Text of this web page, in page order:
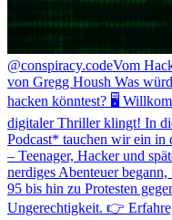
@conspiracy.codeVom
von Gregg Housh Was
hacken könntest? 🖥️
digitaler Thriller klingt! In
Podcast* tauchen wir ein in
– Teenager, Hacker und
nerdiges Abenteuer
95 bis hin zu Protesten
Ungerechtigkeit. 👉